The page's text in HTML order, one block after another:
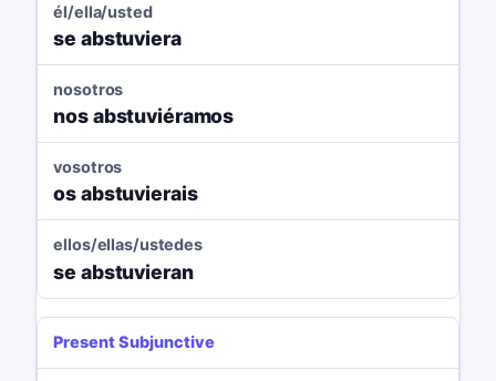
él/ella/usted
se abstuviera
nosotros
nos abstuviéramos
vosotros
os abstuvierais
ellos/ellas/ustedes
se abstuvieran
Present Subjunctive